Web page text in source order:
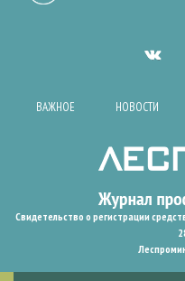
ВАЖНОЕ НОВОСТИ
Свидетельство о регистрации